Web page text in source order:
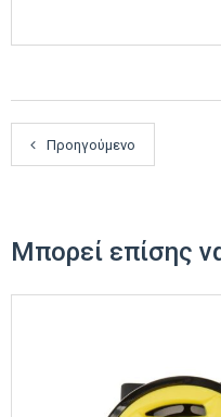
Προηγούμενο
Μπορεί επίσης